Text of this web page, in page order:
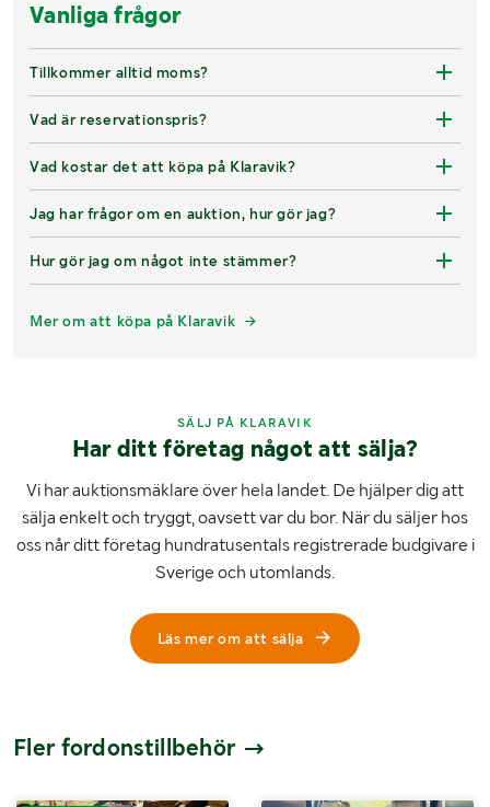
Vanliga frågor
Tillkommer alltid moms?
Vad är reservationspris?
Vad kostar det att köpa på Klaravik?
Jag har frågor om en auktion, hur gör jag?
Hur gör jag om något inte stämmer?
Mer om att köpa på Klaravik
SÄLJ PÅ KLARAVIK
Har ditt företag något att sälja?
Vi har auktionsmäklare över hela landet. De hjälper dig att
sälja enkelt och tryggt, oavsett var du bor. När du säljer hos
oss når ditt företag hundratusentals registrerade budgivare i
Sverige och utomlands.
Läs mer om att sälja
Fler fordonstillbehör